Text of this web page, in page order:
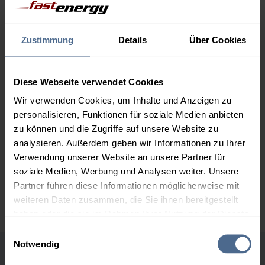
Zustimmung Details Über Cookies
Diese Webseite verwendet Cookies
Wir verwenden Cookies, um Inhalte und Anzeigen zu
personalisieren, Funktionen für soziale Medien anbieten
zu können und die Zugriffe auf unsere Website zu
analysieren. Außerdem geben wir Informationen zu Ihrer
Verwendung unserer Website an unsere Partner für
soziale Medien, Werbung und Analysen weiter. Unsere
Partner führen diese Informationen möglicherweise mit
weiteren Daten zusammen, die Sie ihnen bereitgestellt
Notwendig
1.000 Liter 0,00 €
160,28 €
3.000 Liter
158,21 €
158,21 €
0,00 €
5.000 Liter
156,70 €
156,70 €
0,00 €
Preise für Heizöl in Standardqualität nach Ö-Norm C 1109 in € / 100
Liter inkl. MwSt. und Lieferung bei einer Lieferstelle.